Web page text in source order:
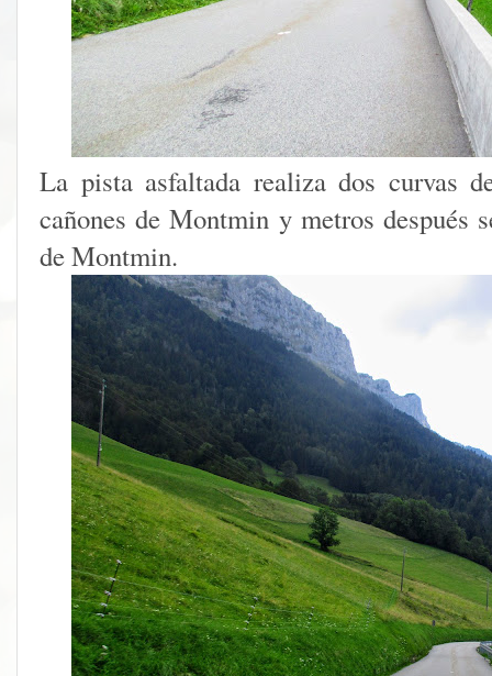
La pista asfaltada realiza dos curvas
cañones de Montmin y metros después
de Montmin.